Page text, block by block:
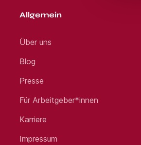
Allgemein
Über uns
Blog
Presse
Für Arbeitgeber*innen
Karriere
Impressum